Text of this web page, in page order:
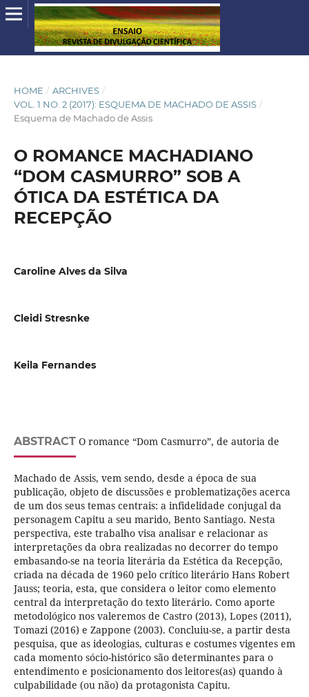
HOME / ARCHIVES /
VOL. 1 NO. 2 (2017): ESQUEMA DE MACHADO DE ASSIS /
Esquema de Machado de Assis
O ROMANCE MACHADIANO
“DOM CASMURRO” SOB A
ÓTICA DA ESTÉTICA DA
RECEPÇÃO
Caroline Alves da Silva
Cleidi Stresnke
Keila Fernandes
ABSTRACTO romance “Dom Casmurro”, de autoria de
Machado de Assis, vem sendo, desde a época de sua
publicação, objeto de discussões e problematizações acerca
de um dos seus temas centrais: a infidelidade conjugal da
personagem Capitu a seu marido, Bento Santiago. Nesta
perspectiva, este trabalho visa analisar e relacionar as
interpretações da obra realizadas no decorrer do tempo
embasando-se na teoria literária da Estética da Recepção,
criada na década de 1960 pelo crítico literário Hans Robert
Jauss; teoria, esta, que considera o leitor como elemento
central da interpretação do texto literário. Como aporte
metodológico nos valeremos de Castro (2013), Lopes (2011),
Tomazi (2016) e Zappone (2003). Concluiu-se, a partir desta
pesquisa, que as ideologias, culturas e costumes vigentes em
cada momento sócio-histórico são determinantes para o
entendimento e posicionamento dos leitores(as) quando à
culpabilidade (ou não) da protagonista Capitu.